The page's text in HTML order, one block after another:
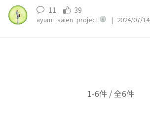
11 39
ayumi_saien_project | 2024/07/14
1-6件 / 全6件